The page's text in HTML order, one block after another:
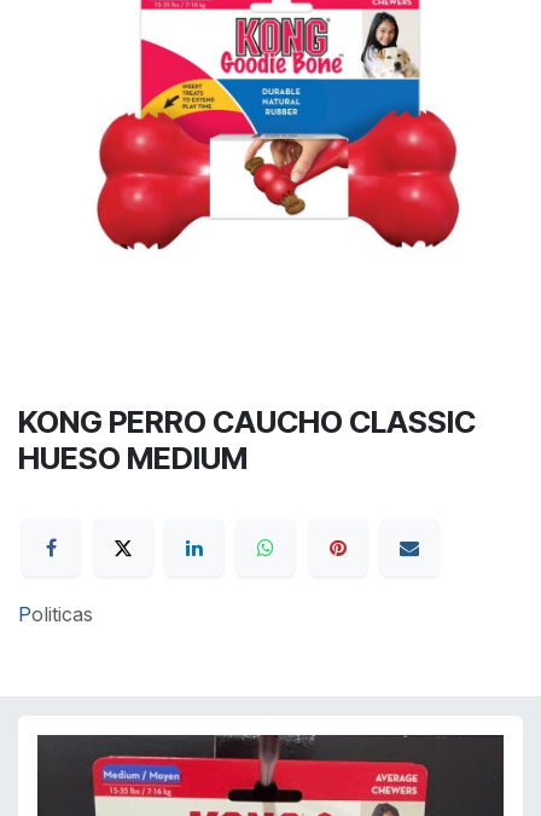
KONG PERRO CAUCHO CLASSIC
HUESO MEDIUM
Politicas